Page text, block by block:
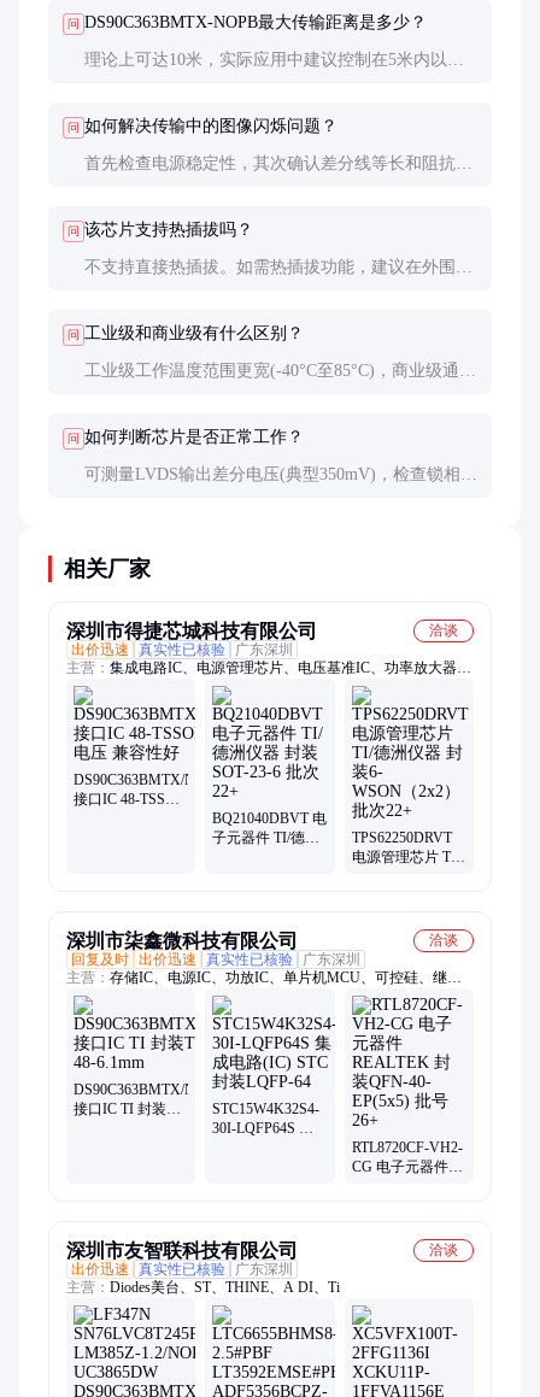
问 DS90C363BMTX-NOPB最大传输距离是多少？
理论上可达10米，实际应用中建议控制在5米内以确
问 如何解决传输中的图像闪烁问题？
首先检查电源稳定性，其次确认差分线等长和阻抗匹
问 该芯片支持热插拔吗？
不支持直接热插拔。如需热插拔功能，建议在外围电
问 工业级和商业级有什么区别？
工业级工作温度范围更宽(-40°C至85°C)，商业级通常
问 如何判断芯片是否正常工作？
可测量LVDS输出差分电压(典型350mV)，检查锁相环
相关厂家
深圳市得捷芯城科技有限公司
洽谈
出价迅速
真实性已核验
广东深圳
主营： 集成电路IC、电源管理芯片、电压基准IC、功率放大器、
运算放大器、数模转换器、以太网收发器
DS90C363BMTX/NOPB
接口IC 48-TSSOP
BQ21040DBVT 电
子元器件 TI/德洲
TPS62250DRVT
电源管理芯片 TI/
深圳市柒鑫微科技有限公司
洽谈
回复及时 出价迅速 真实性已核验
广东深圳
主营： 存储IC、电源IC、功放IC、单片机MCU、可控硅、继电
器、光耦、MOS管、锂电池充电芯片、驱动IC、连接器、数码
管、三端稳压、eMMC
DS90C363BMTX/NOPB
接口IC TI 封装
STC15W4K32S4-
30I-LQFP64S 集
RTL8720CF-VH2-
CG 电子元器件
深圳市友智联科技有限公司
洽谈
出价迅速
真实性已核验
广东深圳
主营： Diodes美台、ST、THINE、A DI、Ti